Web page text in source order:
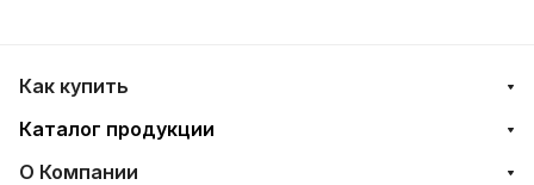
Как купить
Каталог продукции
О Компании